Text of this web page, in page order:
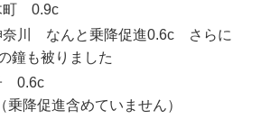
町 0.9c
川 なんと乗降促進0.6c さらに
鐘も被りました
0.6c
乗降促進含めていません）